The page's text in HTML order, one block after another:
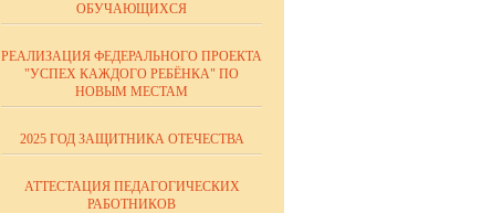
ОБУЧАЮЩИХСЯ
РЕАЛИЗАЦИЯ ФЕДЕРАЛЬНОГО ПРОЕКТА
"УСПЕХ КАЖДОГО РЕБЁНКА" ПО
НОВЫМ МЕСТАМ
2025 ГОД ЗАЩИТНИКА ОТЕЧЕСТВА
АТТЕСТАЦИЯ ПЕДАГОГИЧЕСКИХ
РАБОТНИКОВ